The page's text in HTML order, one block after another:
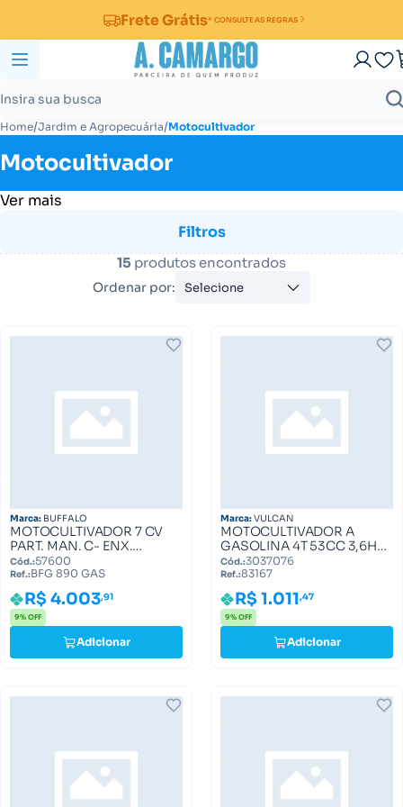
Frete Grátis* CONSULTE AS REGRAS
Home/Jardim e Agropecuária/Motocultivador
Motocultivador
Filtros
15 produtos encontrados
Ordenar por: Selecione
Marca: BUFFALO
MOTOCULTIVADOR 7 CV
PART. MAN. C- ENX.
ROTATIVA BFG 890 GAS
BFG 890 GAS
Cód.:57600
Ref.:BFG 890 GAS
R$ 4.003,91
9% OFF
Adicionar
Marca:VULCAN
MOTOCULTIVADOR A
GASOLINA 4T 53CC 3,6HP
COM LAMINAS
CULTIVADORAS VMC360S
VULCAN TRENT 83167
Cód.:3037076
Ref.:83167
R$ 1.011,47
9% OFF
Adicionar
Ver mais